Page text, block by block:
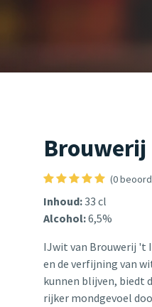
(0
Inhoud:33 cl
Alcohol:6,5%
IJwit van Brouwerij 't
en de verfijning van
kunnen blijven, biedt
rijker mondgevoel